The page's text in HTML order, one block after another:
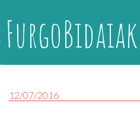
FurgoBidaiak
12/07/2016